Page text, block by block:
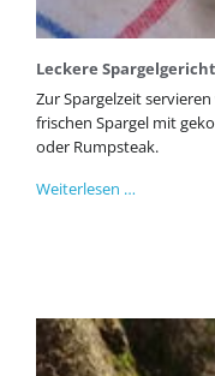
Leckere
Zur Spargelzeit
frischen Spargel mit
oder Rumpsteak.
Weiterlesen …Leckere